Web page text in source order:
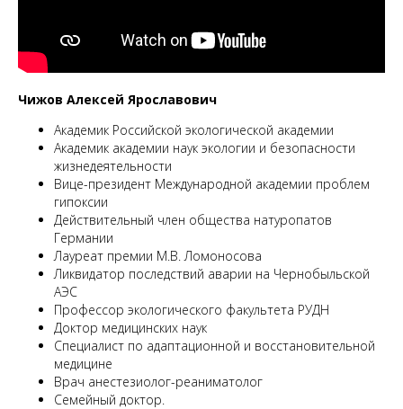
Чижов Алексей Ярославович
Академик Российской экологической академии
Академик академии наук экологии и безопасности
жизнедеятельности
Вице-президент Международной академии проблем
гипоксии
Действительный член общества натуропатов
Германии
Лауреат премии М.В. Ломоносова
Ликвидатор последствий аварии на Чернобыльской
АЭС
Профессор экологического факультета РУДН
Доктор медицинских наук
Специалист по адаптационной и восстановительной
медицине
Врач анестезиолог-реаниматолог
Семейный доктор.